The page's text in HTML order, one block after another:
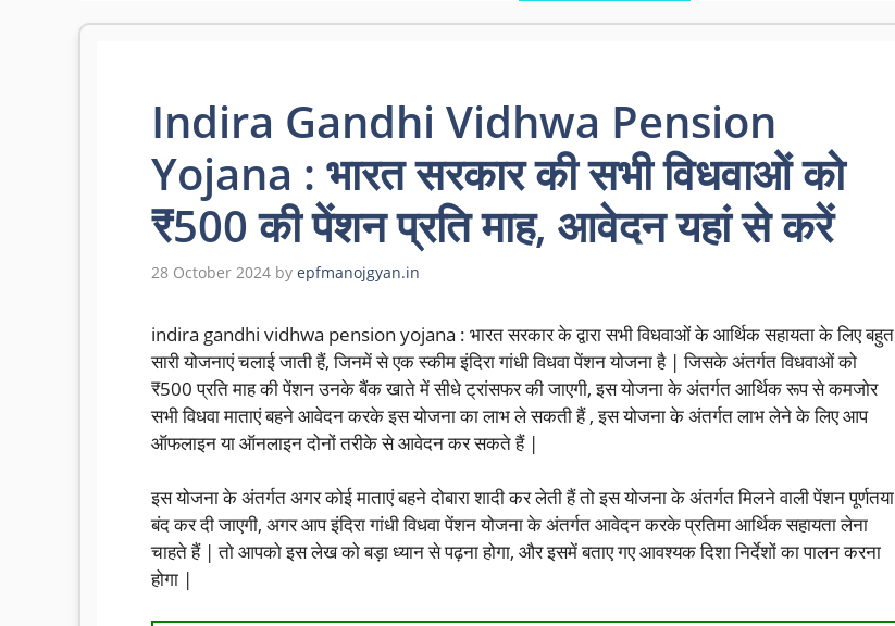
Indira Gandhi Vidhwa Pension
Yojana : भारत सरकार की सभी विधवाओं को
₹500 की पेंशन प्रति माह, आवेदन यहां से करें
28 October 2024 by epfmanojgyan.in
indira gandhi vidhwa pension yojana : भारत सरकार के द्वारा सभी विधवाओं के आर्थिक सहायता के लिए बहुत
सारी योजनाएं चलाई जाती हैं, जिनमें से एक स्कीम इंदिरा गांधी विधवा पेंशन योजना है | जिसके अंतर्गत विधवाओं को
₹500 प्रति माह की पेंशन उनके बैंक खाते में सीधे ट्रांसफर की जाएगी, इस योजना के अंतर्गत आर्थिक रूप से कमजोर
सभी विधवा माताएं बहने आवेदन करके इस योजना का लाभ ले सकती हैं , इस योजना के अंतर्गत लाभ लेने के लिए आप
ऑफलाइन या ऑनलाइन दोनों तरीके से आवेदन कर सकते हैं |
इस योजना के अंतर्गत अगर कोई माताएं बहने दोबारा शादी कर लेती हैं तो इस योजना के अंतर्गत मिलने वाली पेंशन पूर्णतया
बंद कर दी जाएगी, अगर आप इंदिरा गांधी विधवा पेंशन योजना के अंतर्गत आवेदन करके प्रतिमा आर्थिक सहायता लेना
चाहते हैं | तो आपको इस लेख को बड़ा ध्यान से पढ़ना होगा, और इसमें बताए गए आवश्यक दिशा निर्देशों का पालन करना
होगा |